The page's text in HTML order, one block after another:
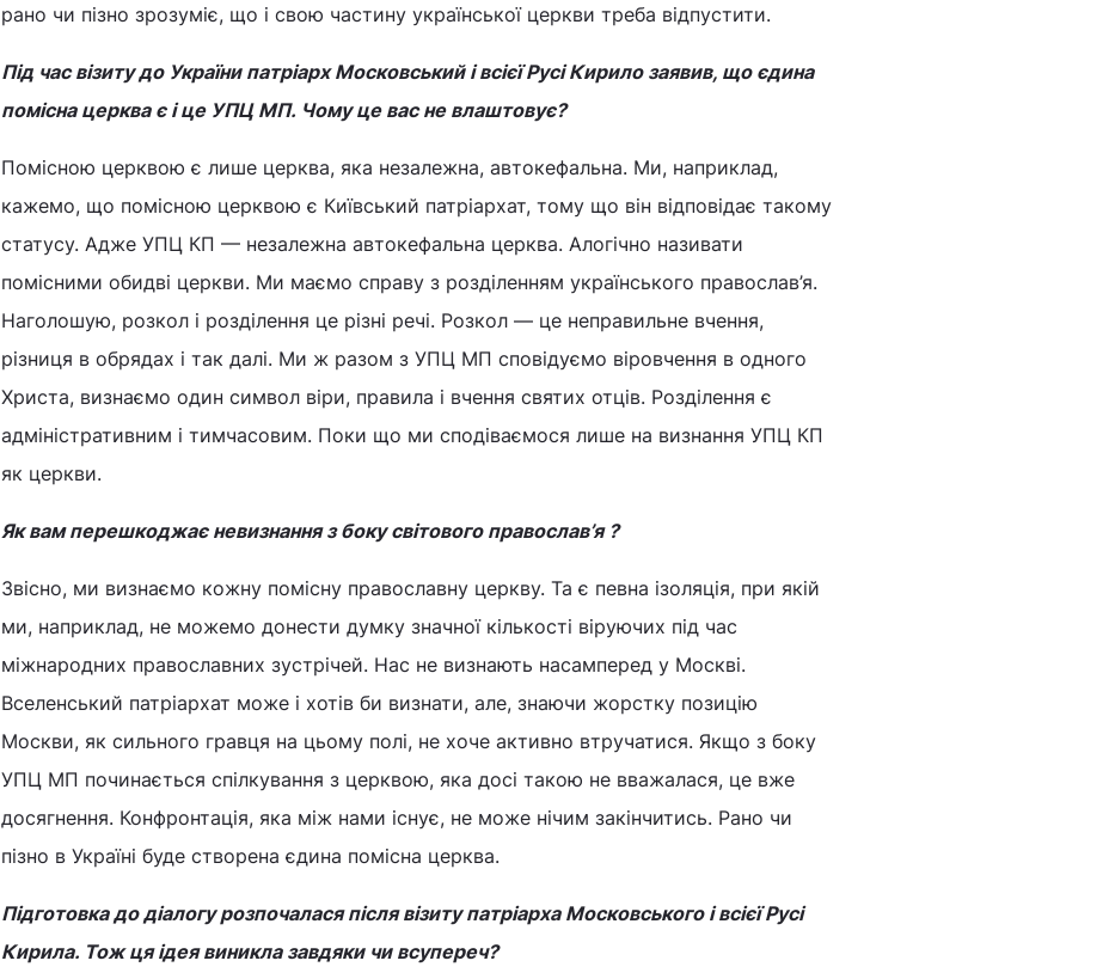
рано чи пізно зрозуміє, що і свою частину української церкви треба відпустити.
Під час візиту до України патріарх Московський і всієї Русі Кирило заявив, що єдина
помісна церква є і це УПЦ МП. Чому це вас не влаштовує?
Помісною церквою є лише церква, яка незалежна, автокефальна. Ми, наприклад,
кажемо, що помісною церквою є Київський патріархат, тому що він відповідає такому
статусу. Адже УПЦ КП — незалежна автокефальна церква. Алогічно називати
помісними обидві церкви. Ми маємо справу з розділенням українського православ’я.
Наголошую, розкол і розділення це різні речі. Розкол — це неправильне вчення,
різниця в обрядах і так далі. Ми ж разом з УПЦ МП сповідуємо віровчення в одного
Христа, визнаємо один символ віри, правила і вчення святих отців. Розділення є
адміністративним і тимчасовим. Поки що ми сподіваємося лише на визнання УПЦ КП
як церкви.
Як вам перешкоджає невизнання з боку світового православ’я ?
Звісно, ми визнаємо кожну помісну православну церкву. Та є певна ізоляція, при якій
ми, наприклад, не можемо донести думку значної кількості віруючих під час
міжнародних православних зустрічей. Нас не визнають насамперед у Москві.
Вселенський патріархат може і хотів би визнати, але, знаючи жорстку позицію
Москви, як сильного гравця на цьому полі, не хоче активно втручатися. Якщо з боку
УПЦ МП починається спілкування з церквою, яка досі такою не вважалася, це вже
досягнення. Конфронтація, яка між нами існує, не може нічим закінчитись. Рано чи
пізно в Україні буде створена єдина помісна церква.
Підготовка до діалогу розпочалася після візиту патріарха Московського і всієї Русі
Кирила. Тож ця ідея виникла завдяки чи всупереч?